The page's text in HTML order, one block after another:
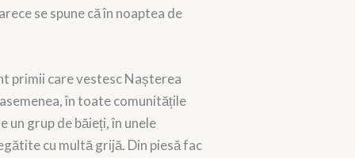
se spune că în noaptea de
primii care vestesc Nașterea
în toate comunitățile
un grup de băieți, în unele
cu multă grijă. Din piesă fac